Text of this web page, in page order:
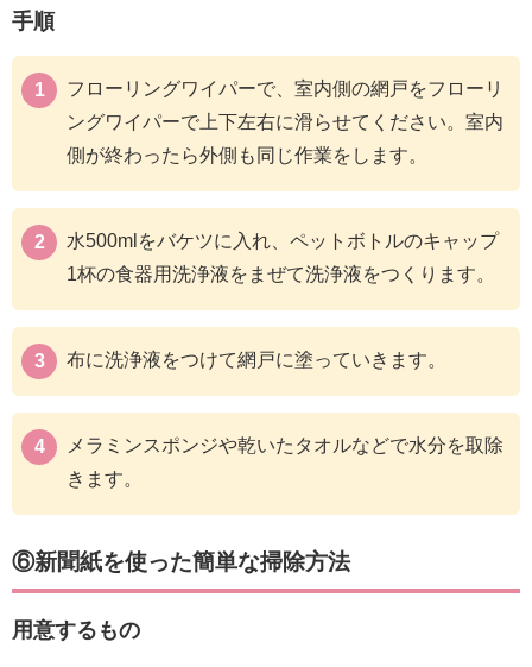
手順
フローリングワイパーで、室内側の網戸をフローリ
ングワイパーで上下左右に滑らせてください。室内
側が終わったら外側も同じ作業をします。
水500mlをバケツに入れ、ペットボトルのキャップ
1杯の食器用洗浄液をまぜて洗浄液をつくります。
布に洗浄液をつけて網戸に塗っていきます。
メラミンスポンジや乾いたタオルなどで水分を取除
きます。
⑥新聞紙を使った簡単な掃除方法
用意するもの